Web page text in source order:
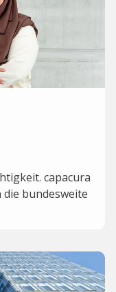
capacura
bundesweite